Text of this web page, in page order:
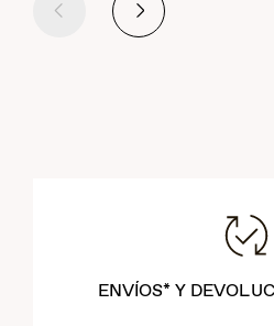
Anterior Siguiente
ENVÍOS* Y